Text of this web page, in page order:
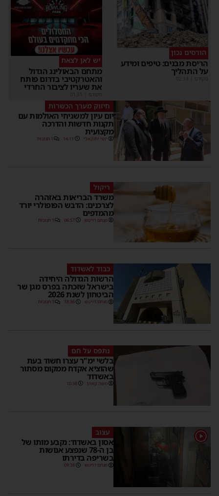
הורסים נכון
הריסת מבנים: טיפים ומידע
על התהליך
מקודם
יש לאן לצאת
מתחם הבאולינג הגדול
והאטרקטיבי בדרום פותח
את שעריו לציבור החרדי
מקודם
חיזוק מערך הכשרות
יום עיון למשגיחי האולמות עם
תקנות חדשות והדרכה
מקצועית
יוסי יחזקאלי 14:11 1 תגובות
ריקול
משרד הבריאות באזהרה
לצרכנים: הדבש הפופולרי יורד
מהמדפים
מנחם דויטש 06:57 1 תגובות
כבוד לאשדוד
הרשות הגדולה היחידה
בישראל שזכתה בפרס מגן שר
הביטחון לשנת 2026
מנחם דויטש 18:36 1 תגובות
נתפס על חם
בלשי ימ"ר עצרו חשוד בעת
שהוציא אקדח ממקום מסתור
באשדוד
משה קאהן 10:38
1 עצוב
אסון באשדוד: נקבע מותו של
בן ה-78 שנפצע אנושות
בשריפה בדירתו
מנחם דויטש 09:38